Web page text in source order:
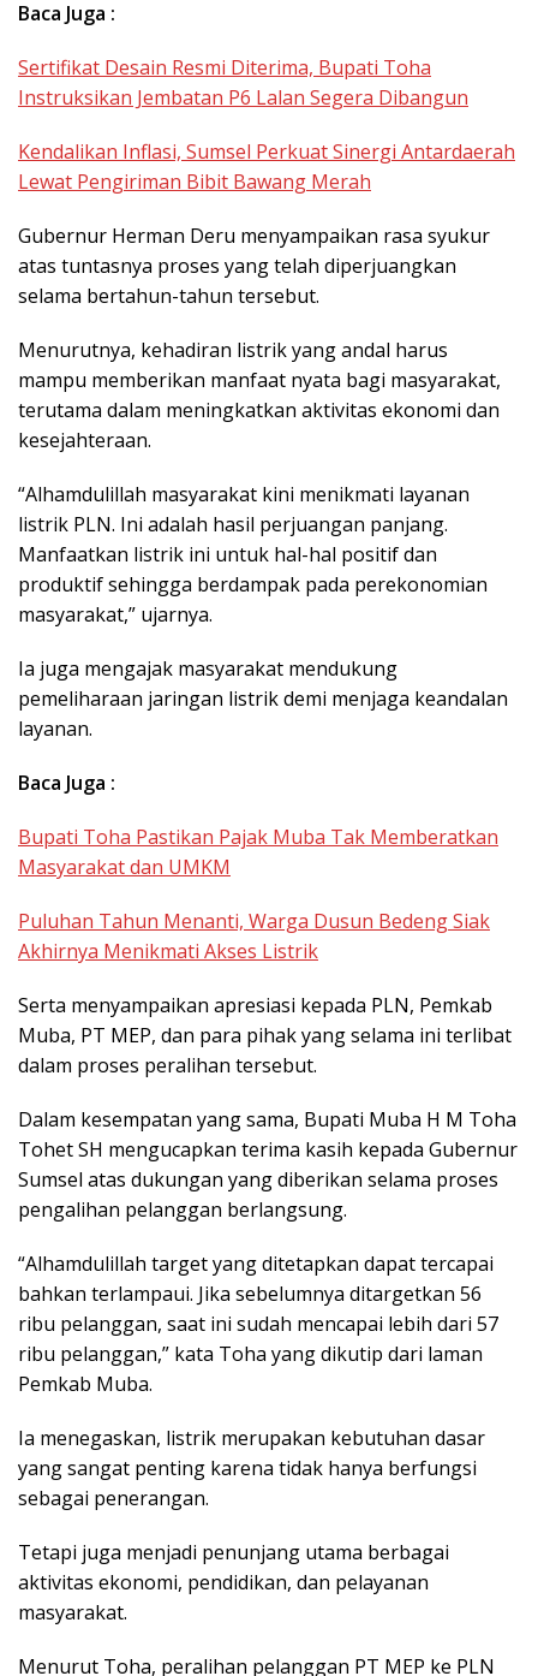
Baca Juga :
Sertifikat Desain Resmi Diterima, Bupati Toha
Instruksikan Jembatan P6 Lalan Segera Dibangun
Kendalikan Inflasi, Sumsel Perkuat Sinergi Antardaerah
Lewat Pengiriman Bibit Bawang Merah
Gubernur Herman Deru menyampaikan rasa syukur
atas tuntasnya proses yang telah diperjuangkan
selama bertahun-tahun tersebut.
Menurutnya, kehadiran listrik yang andal harus
mampu memberikan manfaat nyata bagi masyarakat,
terutama dalam meningkatkan aktivitas ekonomi dan
kesejahteraan.
“Alhamdulillah masyarakat kini menikmati layanan
listrik PLN. Ini adalah hasil perjuangan panjang.
Manfaatkan listrik ini untuk hal-hal positif dan
produktif sehingga berdampak pada perekonomian
masyarakat,” ujarnya.
Ia juga mengajak masyarakat mendukung
pemeliharaan jaringan listrik demi menjaga keandalan
layanan.
Baca Juga :
Bupati Toha Pastikan Pajak Muba Tak Memberatkan
Masyarakat dan UMKM
Puluhan Tahun Menanti, Warga Dusun Bedeng Siak
Akhirnya Menikmati Akses Listrik
Serta menyampaikan apresiasi kepada PLN, Pemkab
Muba, PT MEP, dan para pihak yang selama ini terlibat
dalam proses peralihan tersebut.
Dalam kesempatan yang sama, Bupati Muba H M Toha
Tohet SH mengucapkan terima kasih kepada Gubernur
Sumsel atas dukungan yang diberikan selama proses
pengalihan pelanggan berlangsung.
“Alhamdulillah target yang ditetapkan dapat tercapai
bahkan terlampaui. Jika sebelumnya ditargetkan 56
ribu pelanggan, saat ini sudah mencapai lebih dari 57
ribu pelanggan,” kata Toha yang dikutip dari laman
Pemkab Muba.
Ia menegaskan, listrik merupakan kebutuhan dasar
yang sangat penting karena tidak hanya berfungsi
sebagai penerangan.
Tetapi juga menjadi penunjang utama berbagai
aktivitas ekonomi, pendidikan, dan pelayanan
masyarakat.
Menurut Toha, peralihan pelanggan PT MEP ke PLN